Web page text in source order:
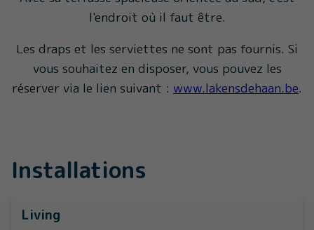
l'endroit où il faut être.
Les draps et les serviettes ne sont pas fournis. Si
vous souhaitez en disposer, vous pouvez les
réserver via le lien suivant : www.lakensdehaan.be.
Installations
Living